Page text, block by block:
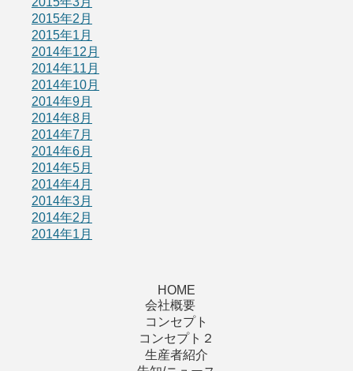
2015年2月
2015年1月
2014年12月
2014年11月
2014年10月
2014年9月
2014年8月
2014年7月
2014年6月
2014年5月
2014年4月
2014年3月
2014年2月
2014年1月
HOME
会社概要
コンセプト
コンセプト２
生産者紹介